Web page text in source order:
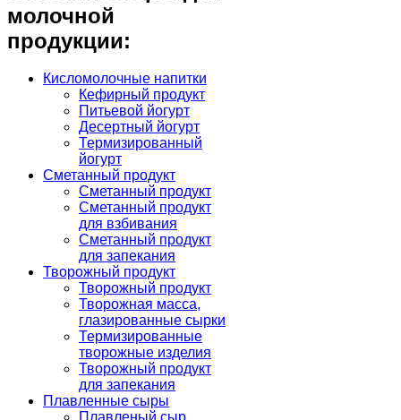
молочной
продукции:
Кисломолочные напитки
Кефирный продукт
Питьевой йогурт
Десертный йогурт
Термизированный
йогурт
Сметанный продукт
Сметанный продукт
Сметанный продукт
для взбивания
Сметанный продукт
для запекания
Творожный продукт
Творожный продукт
Творожная масса,
глазированные сырки
Термизированные
творожные изделия
Творожный продукт
для запекания
Плавленные сыры